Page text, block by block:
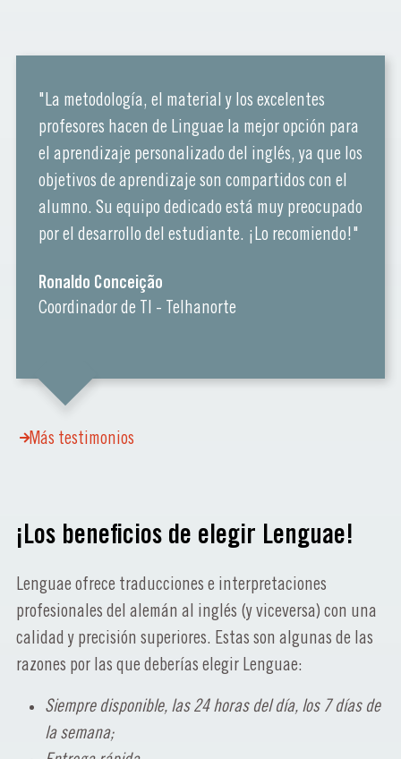
"La metodología, el material y los excelentes
profesores hacen de Linguae la mejor opción para
el aprendizaje personalizado del inglés, ya que los
objetivos de aprendizaje son compartidos con el
alumno. Su equipo dedicado está muy preocupado
por el desarrollo del estudiante. ¡Lo recomiendo!"
Ronaldo Conceição
Coordinador de TI - Telhanorte
Más testimonios
¡Los beneficios de elegir Lenguae!
Lenguae ofrece traducciones e interpretaciones
profesionales del alemán al inglés (y viceversa) con una
calidad y precisión superiores. Estas son algunas de las
razones por las que deberías elegir Lenguae:
Siempre disponible, las 24 horas del día, los 7 días de
la semana;